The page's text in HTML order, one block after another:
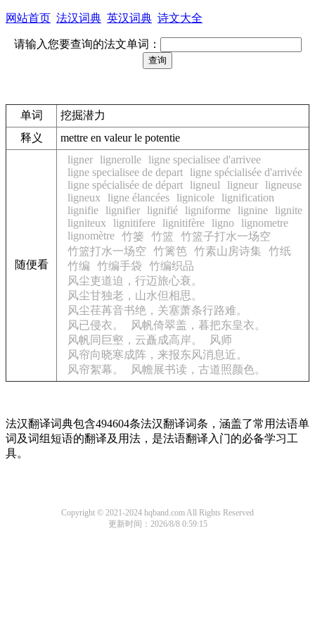
网站首页 法汉词典 英汉词典 诗文大全
请输入您要查询的法文单词：
单词
挖掘潜力
释义
mettre en valeur le potentie
随便看
ligner lignerolle ligne specialisee d'arrivee
ligne specialisee de depart ligne spécialisée d'arrivée
ligne spécialisée de départ ligneul ligneur ligneuse
ligneux
ligne élancées lignicole lignification
lignifie lignifier lignifié ligniforme lignine lignite
ligniteux
lignitifere lignitifère ligno lignometre
lignomètre 竹篓 竹篮
竹篮子打水一场空
竹篮打水一场空
竹篱笆 竹素山房诗集
竹纸
竹编
竹编手袋
竹编织品
风尘吏道迫，行迈旅心衰。
风尘甘独老，山水但相思。
风尘荏苒音书绝，关塞萧条行路难。
风已侵衣。
风帆倚翠盖，暮把东皇衣。
风帆同巨壑，云矗成高岸。
风师
风帘向晓寒成阵，来报东风消息近。
风帘絮幕。
风幨展书读，古道照颜色。
法汉翻译词典包含494604条法汉翻译词条，涵盖了常用法语单
词及词组短语的翻译及用法，是法语翻译入门的必备学习工
具。
Copyright © 2021-2024 hqband.com All Rights Reserved
更新时间：2026/8/8 0:59:15